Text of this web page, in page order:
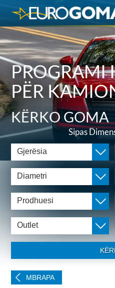
PROGRAMI
PËR
KËRKO GOMA
Sipas
Gjerësia
Diametri
Prodhuesi
Outlet
MBRAPA